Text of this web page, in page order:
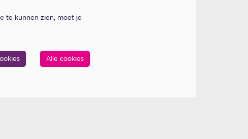
te kunnen zien, moet je
Alle cookies